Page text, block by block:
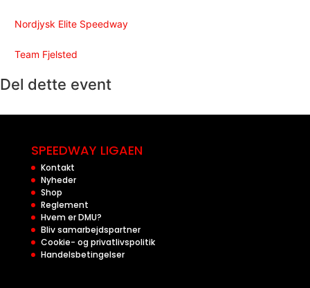
Nordjysk Elite Speedway
Team Fjelsted
Del dette event
SPEEDWAY LIGAEN
Kontakt
Nyheder
Shop
Reglement
Hvem er DMU?
Bliv samarbejdspartner
Cookie- og privatlivspolitik
Handelsbetingelser